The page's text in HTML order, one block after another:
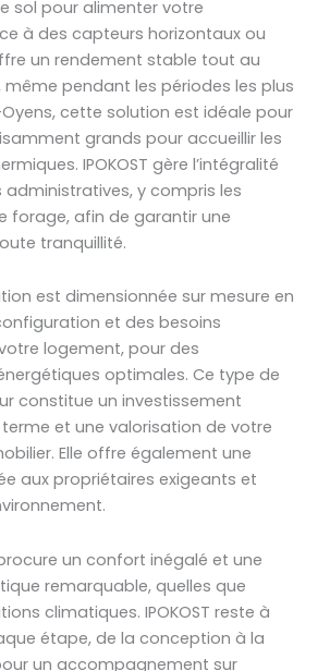
sol pour alimenter votre
à des capteurs horizontaux ou
un rendement stable tout au
même pendant les périodes les plus
cette solution est idéale pour
grands pour accueillir les
IPOKOST gère l’intégralité
y compris les
forage, afin de garantir une
tranquillité.
est dimensionnée sur mesure en
et des besoins
logement, pour des
optimales. Ce type de
constitue un investissement
et une valorisation de votre
Elle offre également une
aux propriétaires exigeants et
un confort inégalé et une
remarquable, quelles que
climatiques. IPOKOST reste à
étape, de la conception à la
un accompagnement sur